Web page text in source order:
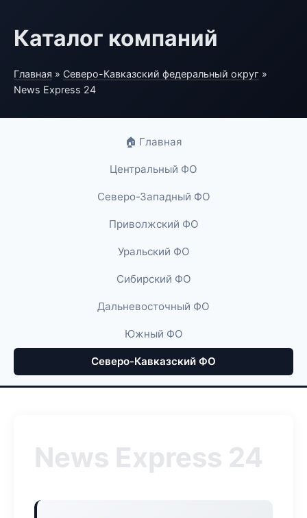
Каталог компаний
Главная » Северо-Кавказский федеральный округ »
News Express 24
🏠 Главная
Центральный ФО
Северо-Западный ФО
Приволжский ФО
Уральский ФО
Сибирский ФО
Дальневосточный ФО
Южный ФО
Северо-Кавказский ФО
News Express 24